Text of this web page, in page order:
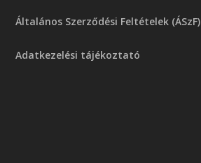
Általános Szerződési Feltételek (ÁSzF)
Adatkezelési tájékoztató